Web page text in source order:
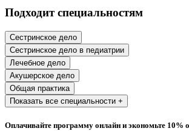
История и
Техносферная
Подходит специальностям
Сестринское дело
Сестринское дело в педиатрии
Лечебное дело
Акушерское дело
Общая практика
Показать все специальности +
Оплачивайте программу онлайн и экономьте 10%